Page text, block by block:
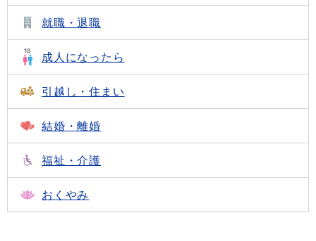
就職・退職
成人になったら
引越し・住まい
結婚・離婚
福祉・介護
おくやみ